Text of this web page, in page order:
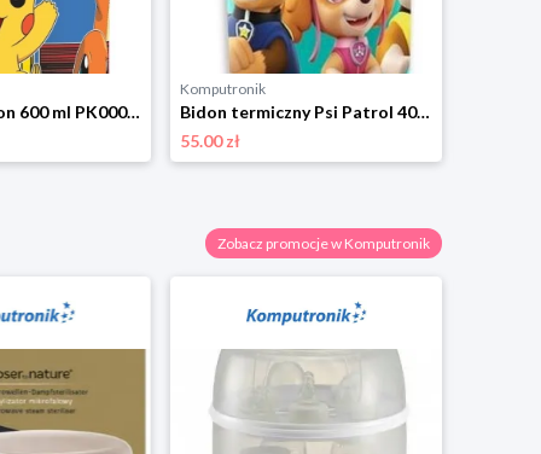
Bidon Pokemon 600 ml PK00033 żółto-niebieski Kids Licensing
Komputronik
Bidon termiczny Psi Patrol 400ml PW19860 zielony Kids Licensing
55.00 zł
Zobacz promocje w Komputronik